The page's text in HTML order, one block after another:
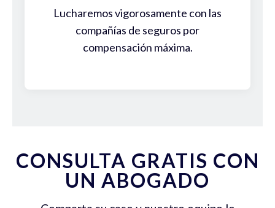
Lucharemos vigorosamente con las
compañías de seguros por
compensación máxima.
CONSULTA GRATIS CON
UN ABOGADO